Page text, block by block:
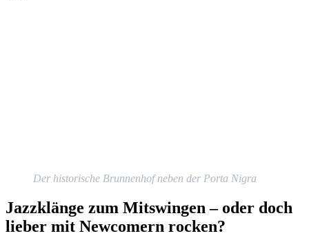
Der historische Brunnenhof neben der Porta Nigra
Jazzklänge zum Mitswingen – oder doch
lieber mit Newcomern rocken?